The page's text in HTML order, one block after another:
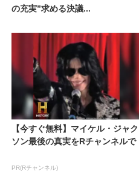
の充実”求める決議...
【今すぐ無料】マイケル・ジャク
ソン最後の真実をRチャンネルで
PR(Rチャンネル)